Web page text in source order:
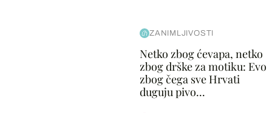
ZANIMLJIVOSTI
Netko zbog ćevapa, netko
zbog drške za motiku: Evo
zbog čega sve Hrvati
duguju pivo...